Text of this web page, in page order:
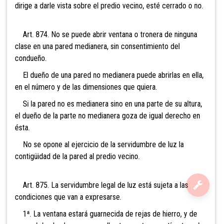
dirige a darle vista sobre el predio vecino, esté cerrado o no.
Art. 874. No se puede abrir ventana o tronera de ninguna
clase en una pared medianera, sin consentimiento del
condueño.
El dueño de una pared no medianera puede abrirlas en ella,
en el número y de las dimensiones que quiera.
Si la pared no es medianera sino en una parte de su altura,
el dueño de la parte no medianera goza de igual derecho en
ésta.
No se opone al ejercicio de la servidumbre de luz la
contigüidad de la pared al predio vecino.
Art. 875. La servidumbre legal de luz está sujeta a las
condiciones que van a expresarse.
1ª. La ventana estará guarnecida de rejas de hierro, y de